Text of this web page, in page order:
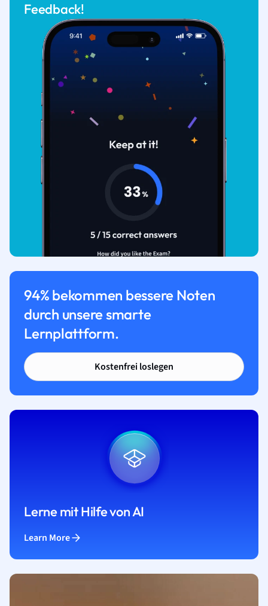
Feedback!
94% bekommen bessere Noten
durch unsere smarte
Lernplattform.
Kostenfrei loslegen
Lerne mit Hilfe von AI
Learn More